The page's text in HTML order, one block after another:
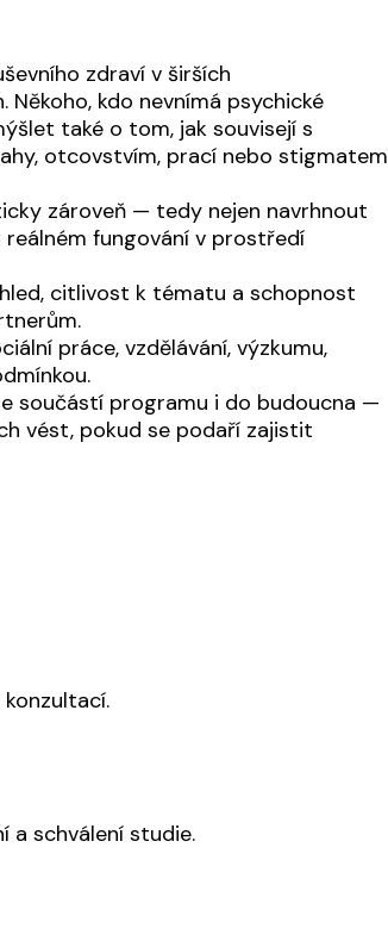
zdraví v širších
kdo nevnímá psychické
také o tom, jak souvisejí s
otcovstvím, prací nebo stigmatem
zároveň — tedy nejen navrhnout
fungování v prostředí
citlivost k tématu a schopnost
práce, vzdělávání, výzkumu,
součástí programu i do budoucna —
vést, pokud se podaří zajistit
a schválení studie.